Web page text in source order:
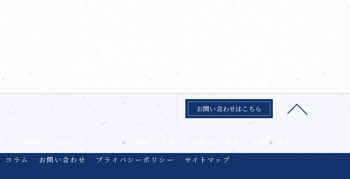
お問い合わせはこちら
よくあるご質問
費用
コラム お問い合わせ プライバシーポリシー サイトマップ